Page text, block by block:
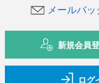
メールバ
新規会員
ログ